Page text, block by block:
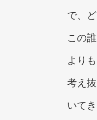
で、ど
この誰
よりも
考え抜
いてき